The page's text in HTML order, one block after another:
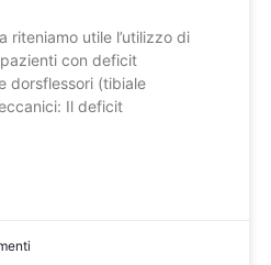
riteniamo utile l’utilizzo di
con deficit
dorsflessori (tibiale
Il deficit